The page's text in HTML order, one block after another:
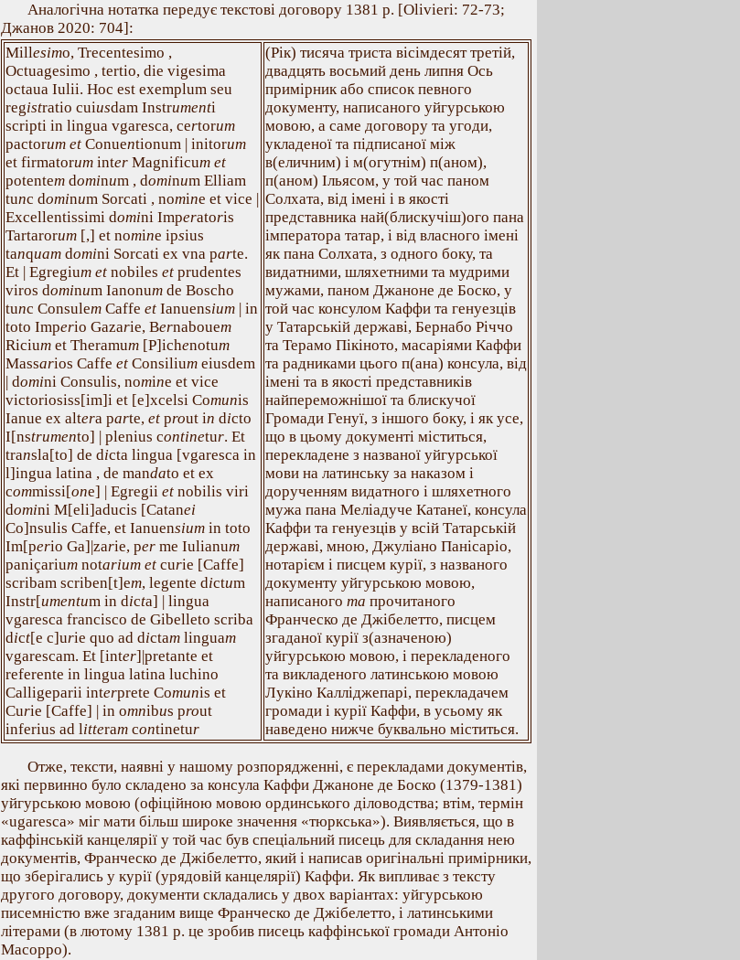
Аналогічна нотатка передує текстові договору 1381 р. [Olivieri: 72-73;
Джанов 2020: 704]:
Millesimo, Trecentesimo ,
Octuagesimo , tertio, die vigesima
octaua Iulii. Hoc est exemplum seu
registratio cuiusdam Instrumenti
scripti in lingua vgaresca, certorum
pactorum et Conuentionum | initorum
et firmatorum inter Magnificum et
potentem dominum , dominum Elliam
tunc dominum Sorcati , nomine et vice |
Excellentissimi domini Imperatoris
Tartarorum [,] et nomine ipsius
tanquam domini Sorcati ex vna parte.
Et | Egregium et nobiles et prudentes
viros dominum Ianonum de Boscho
tunc Consulem Caffe et Ianuensium | in
toto Imperio Gazarie, Bernabouem
Ricium et Theramum [P]ichenotum
Massarios Caffe et Consilium eiusdem
| domini Consulis, nomine et vice
victoriosiss[im]i et [e]xcelsi Comunis
Ianue ex altera parte, et prout in dicto
I[nstrumento] | plenius continetur. Et
transla[to] de dicta lingua [vgaresca in
l]ingua latina , de mandato et ex
commissi[one] | Egregii et nobilis viri
domini M[eli]aducis [Catanei
Co]nsulis Caffe, et Ianuensium in toto
Im[perio Ga]|zarie, per me Iulianum
paniçarium notarium et curie [Caffe]
scribam scriben[t]em, legente dictum
Instr[umentum in dicta] | lingua
vgaresca francisco de Gibelleto scriba
dict[e c]urie quo ad dictam linguam
vgarescam. Et [inter]|pretante et
referente in lingua latina luchino
Calligeparii interprete Comunis et
Curie [Caffe] | in omnibus prout
inferius ad litteram continetur
(Рік) тисяча триста вісімдесят третій,
двадцять восьмий день липня Ось
примірник або список певного
документу, написаного уйгурською
мовою, а саме договору та угоди,
укладеної та підписаної між
в(еличним) і м(огутнім) п(аном),
п(аном) Ільясом, у той час паном
Солхата, від імені і в якості
представника най(блискучіш)ого пана
імператора татар, і від власного імені
як пана Солхата, з одного боку, та
видатними, шляхетними та мудрими
мужами, паном Джаноне де Боско, у
той час консулом Каффи та генуезців
у Татарській державі, Бернабо Річчо
та Терамо Пікіното, масаріями Каффи
та радниками цього п(ана) консула, від
імені та в якості представників
найпереможнішої та блискучої
Громади Генуї, з іншого боку, і як усе,
що в цьому документі міститься,
перекладене з названої уйгурської
мови на латинську за наказом і
дорученням видатного і шляхетного
мужа пана Меліадуче Катанеї, консула
Каффи та генуезців у всій Татарській
державі, мною, Джуліано Панісаріо,
нотарієм і писцем курії, з названого
документу уйгурською мовою,
написаного та прочитаного
Франческо де Джібелетто, писцем
згаданої курії з(азначеною)
уйгурською мовою, і перекладеного
та викладеного латинською мовою
Лукіно Калліджепарі, перекладачем
громади і курії Каффи, в усьому як
наведено нижче буквально міститься.
Отже, тексти, наявні у нашому розпорядженні, є перекладами документів,
які первинно було складено за консула Каффи Джаноне де Боско (1379-1381)
уйгурською мовою (офіційною мовою ординського діловодства; втім, термін
«ugaresca» міг мати більш широке значення «тюркська»). Виявляється, що в
каффінській канцелярії у той час був спеціальний писець для складання нею
документів, Франческо де Джібелетто, який і написав оригінальні примірники,
що зберігались у курії (урядовій канцелярії) Каффи. Як випливає з тексту
другого договору, документи складались у двох варіантах: уйгурською
писемністю вже згаданим вище Франческо де Джібелетто, і латинськими
літерами (в лютому 1381 р. це зробив писець каффінської громади Антоніо
Масорро).